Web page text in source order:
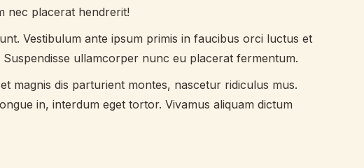
nec placerat hendrerit!
Vestibulum ante ipsum primis in faucibus orci luctus et
ullamcorper nunc eu placerat fermentum.
magnis dis parturient montes, nascetur ridiculus mus.
in, interdum eget tortor. Vivamus aliquam dictum